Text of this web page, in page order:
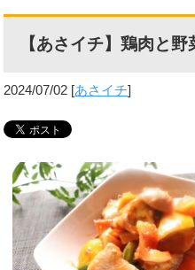
【あさイチ】鶏肉と
2024/07/02 [あさイチ]